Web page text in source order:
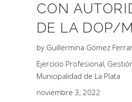
CON
DE LA DOP/
by Guillermina Gómez
Ejercicio Profesional,
Municipalidad de La Plata
noviembre 3, 2022